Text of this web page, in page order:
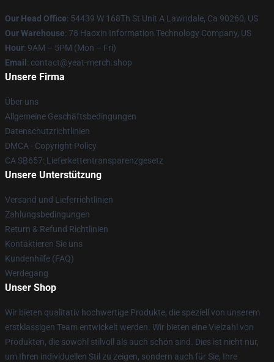
Our Head Office: 54439 W 168Th St Unit A Lawndale, Ca 90260, US
Our Warehouse: 78 Haoxin Information Technology Company, US
Hour: 9AM – 5PM (Mon – Fri)
Email : contact@yeat-merch.shop
Unsere Firma
Über uns
Allgemeine Geschäftsbedingungen
Datenschutzrichtlinien
DMCA - Copyright Policy
CA SB657: Lieferkettentransparenzgesetz
Unsere Unterstützung
Versand und Lieferrichtlinien
Zahlungsbedingungen
Return & Refund Richtlinien
Kontaktieren Sie uns
Kundenhilfe (FAQ)
Werdegang
Unser Shop
Wir bieten qualitativ hochwertige Produkte, die speziell von unserem
erstklassigen Team entwickelt werden. Wir bieten eine Vielzahl von
Produkten, die sowohl stilvoll als auch schön sind. Dies ist nicht nur,
um Ihren individuellen Stil zu zeigen, sondern auch für Sie, Ihre